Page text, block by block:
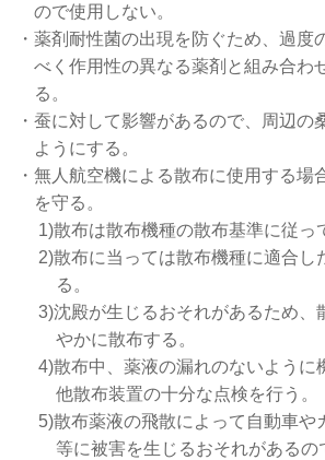
ので使用しない。
・薬剤耐性菌の出現を防ぐため、過度
べく作用性の異なる薬剤と組み合わ
る。
・蚕に対して影響があるので、周辺の
ようにする。
・無人航空機による散布に使用する場
を守る。
1)散布は散布機種の散布基準に従っ
2)散布に当っては散布機種に適合し
る。
3)沈殿が生じるおそれがあるため、
やかに散布する。
4)散布中、薬液の漏れのないように
他散布装置の十分な点検を行う。
5)散布薬液の飛散によって自動車や
等に被害を生じるおそれがあるの